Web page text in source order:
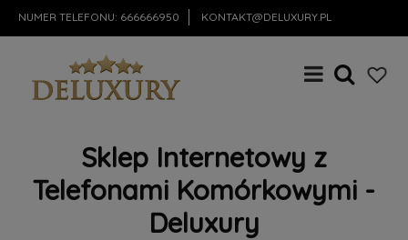
NUMER TELEFONU: 666666950 KONTAKT@DELUXURY.PL
Sklep Internetowy z
Telefonami Komórkowymi -
Deluxury